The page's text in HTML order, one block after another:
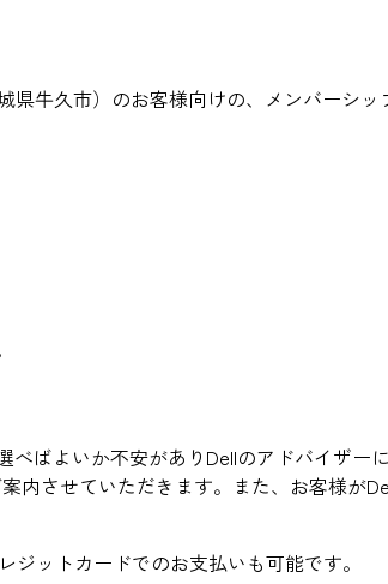
牛久市）のお客様向けの、メンバーシ
ばよいか不安がありDellのアドバイザ
させていただきます。また、お客様が
ットカードでのお支払いも可能です。